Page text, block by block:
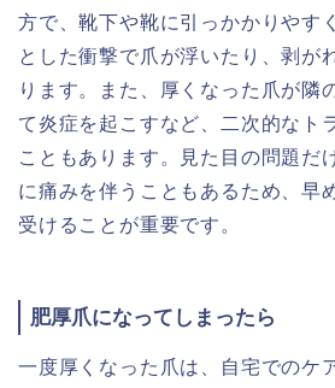
方で、靴下や靴に引っかかりやす
とした衝撃で爪が浮いたり、剥が
ります。また、厚くなった爪が隣
て炎症を起こすなど、二次的なト
こともあります。見た目の問題だ
に痛みを伴うこともあるため、早
受けることが重要です。
肥厚爪になってしまったら
一度厚くなった爪は、自宅でのケ